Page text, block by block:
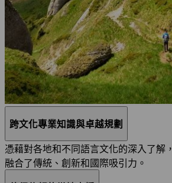
跨文化專業知識與卓越規劃
憑藉對各地和不同語言文化的深入了解
融合了傳統、創新和國際吸引力。